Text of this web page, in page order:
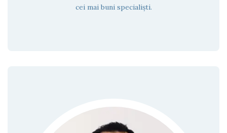
cei mai buni specialiști.